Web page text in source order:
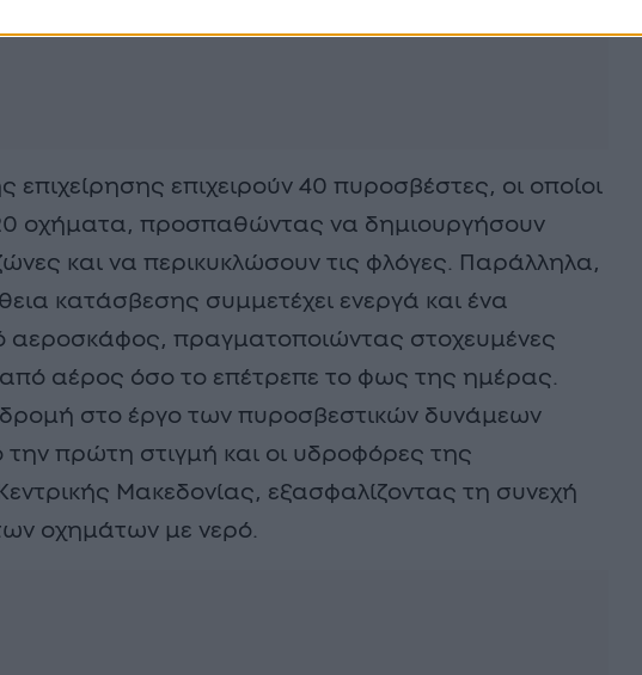
επιχείρησης επιχειρούν 40 πυροσβέστες, οι οποίοι
οχήματα, προσπαθώντας να δημιουργήσουν
και να περικυκλώσουν τις φλόγες. Παράλληλα,
κατάσβεσης συμμετέχει ενεργά και ένα
αεροσκάφος, πραγματοποιώντας στοχευμένες
από αέρος όσο το επέτρεπε το φως της ημέρας.
στο έργο των πυροσβεστικών δυνάμεων
πρώτη στιγμή και οι υδροφόρες της
Μακεδονίας, εξασφαλίζοντας τη συνεχή
οχημάτων με νερό.